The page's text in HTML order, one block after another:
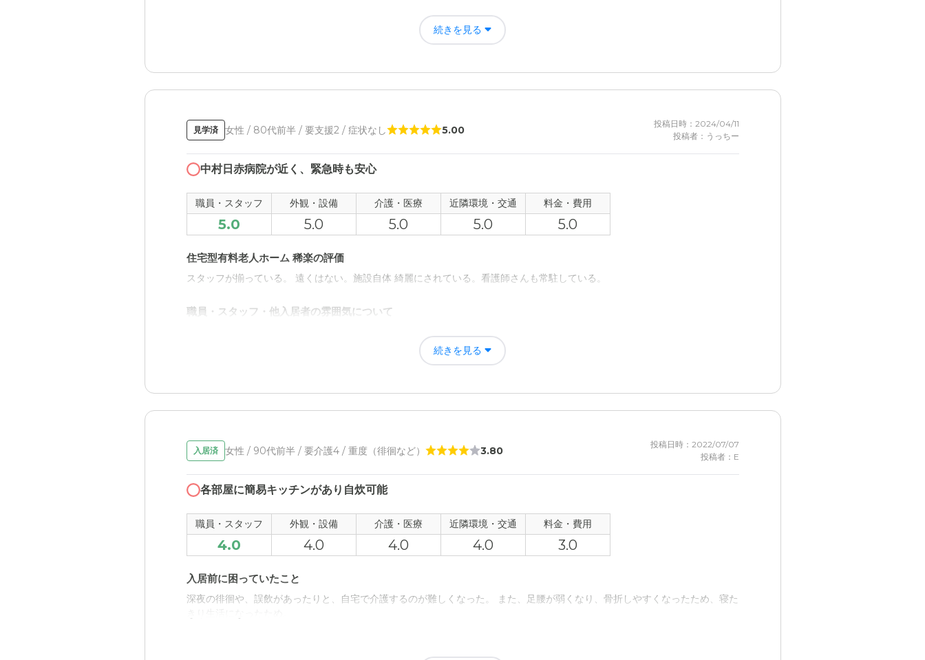
施設に入所してくれたことで認知症の症状が出てきた親との丁度いい距離が保てたことで、24時間目が届く場所での生活で自分
住宅型有料老人ホーム 稀楽の評価
入所当初、帰りたがり大騒ぎをしたことにも「お金を払っているのだからと割り切って良いです。」と言ってくださったとこで
職員・スタッフ・他入居者の雰囲気について
いつ伺っても明るく心地良い笑顔で迎えてくれるので、入所者にも暖かく接してくれていると安心できた。
外観・内装・居室・設備について
施設内で調理していることもあるのか、玄関を入ったエントランスの匂いがとても気になっていた。
介護医療サービスについて
有料老人ホームなのである程度の金額は覚悟していた。 年金収入の範囲で支払える金額までを限度にしていた。
続きを見る
見学済 女性 / 80代前半 / 要支援2 / 症状なし 5.00
投稿日時：2024/04/11
投稿者：うっちー
中村日赤病院が近く、緊急時も安心
職員・スタッフ 外観・設備 介護・医療 近隣環境・交通 料金・費用
5.0 5.0 5.0 5.0 5.0
住宅型有料老人ホーム 稀楽の評価
スタッフが揃っている。 遠くはない。施設自体 綺麗にされている。看護師さんも常駐している。
職員・スタッフ・他入居者の雰囲気について
看護師さんもいるし、中村日赤病院に近く。すぐドクターも駆けつけてくれるようなのでいいと思います。
近隣環境や交通アクセスについて
電車で行くと、地下鉄からちょっと遠い。バス停は近いかなぁ。自動車で行くのが 1番かなぁ。
料金費用について
看護師さんも常駐してるので、割高感があるかなぁ。 対応してもらうのが早いほうがいいから、いいと思う。
続きを見る
入居済 女性 / 90代前半 / 要介護4 / 重度（徘徊など） 3.80
投稿日時：2022/07/07
投稿者：E
各部屋に簡易キッチンがあり自炊可能
職員・スタッフ 外観・設備 介護・医療 近隣環境・交通 料金・費用
4.0 4.0 4.0 4.0 3.0
入居前に困っていたこと
深夜の徘徊や、誤飲があったりと、自宅で介護するのが難しくなった。 また、足腰が弱くなり、骨折しやすくなったため、寝た